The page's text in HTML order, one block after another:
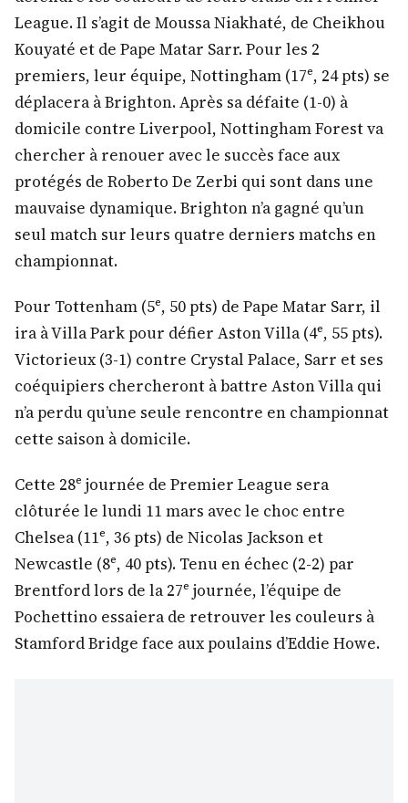
League. Il s’agit de Moussa Niakhaté, de Cheikhou
Kouyaté et de Pape Matar Sarr. Pour les 2
premiers, leur équipe, Nottingham (17ᵉ, 24 pts) se
déplacera à Brighton. Après sa défaite (1-0) à
domicile contre Liverpool, Nottingham Forest va
chercher à renouer avec le succès face aux
protégés de Roberto De Zerbi qui sont dans une
mauvaise dynamique. Brighton n’a gagné qu’un
seul match sur leurs quatre derniers matchs en
championnat.
Pour Tottenham (5ᵉ, 50 pts) de Pape Matar Sarr, il
ira à Villa Park pour défier Aston Villa (4ᵉ, 55 pts).
Victorieux (3-1) contre Crystal Palace, Sarr et ses
coéquipiers chercheront à battre Aston Villa qui
n’a perdu qu’une seule rencontre en championnat
cette saison à domicile.
Cette 28ᵉ journée de Premier League sera
clôturée le lundi 11 mars avec le choc entre
Chelsea (11ᵉ, 36 pts) de Nicolas Jackson et
Newcastle (8ᵉ, 40 pts). Tenu en échec (2-2) par
Brentford lors de la 27ᵉ journée, l’équipe de
Pochettino essaiera de retrouver les couleurs à
Stamford Bridge face aux poulains d’Eddie Howe.